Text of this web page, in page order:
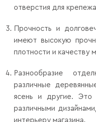
отверстия для
Прочность и
имеют высокую
плотности и качеству
Разнообразие
различные
ясень и другие. Это
различными
интерьеру магазина.